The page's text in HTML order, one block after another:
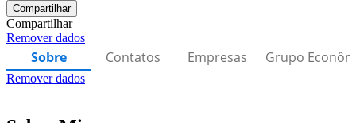
Compartilhar
Compartilhar
Remover dados
Sobre Contatos Empresas Grupo
Remover dados